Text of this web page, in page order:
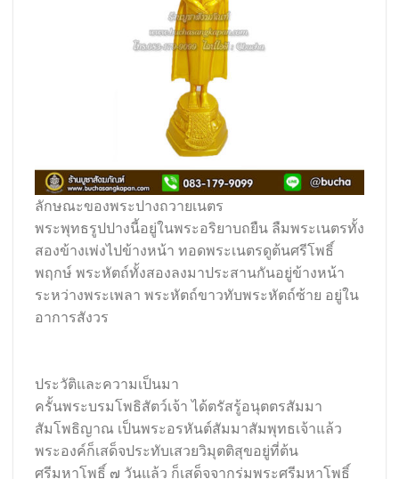
ลักษณะของพระปางถวายเนตร
พระพุทธรูปปางนี้อยู่ในพระอริยาบถยืน ลืมพระเนตรทั้ง
สองข้างเพ่งไปข้างหน้า ทอดพระเนตรดูต้นศรีโพธิ์
พฤกษ์ พระหัตถ์ทั้งสองลงมาประสานกันอยู่ข้างหน้า
ระหว่างพระเพลา พระหัตถ์ขาวทับพระหัตถ์ซ้าย อยู่ใน
อาการสังวร
ประวัติและความเป็นมา
ครั้นพระบรมโพธิสัตว์เจ้า ได้ตรัสรู้อนุตตรสัมมา
สัมโพธิญาณ เป็นพระอรหันต์สัมมาสัมพุทธเจ้าแล้ว
พระองค์ก็เสด็จประทับเสวยวิมุตติสุขอยู่ที่ต้น
ศรีมหาโพธิ์ ๗ วันแล้ว ก็เสด็จจากร่มพระศรีมหาโพธิ์